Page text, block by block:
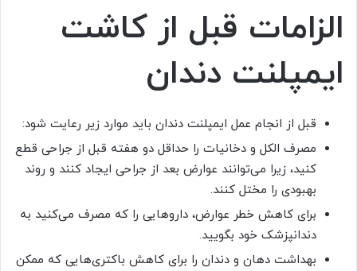
الزامات قبل از کاشت
ایمپلنت دندان
قبل از انجام عمل ایمپلنت دندان باید موارد زیر رعایت شود:
مصرف الکل و دخانیات را حداقل دو هفته قبل از جراحی قطع
کنید، زیرا می‌توانند عوارض بعد از جراحی ایجاد کنند و روند
بهبودی را مختل کنند.
برای کاهش خطر عوارض، داروهایی را که مصرف می‌کنید به
دندانپزشک خود بگویید.
بهداشت دهان و دندان را برای کاهش باکتری‌هایی که ممکن